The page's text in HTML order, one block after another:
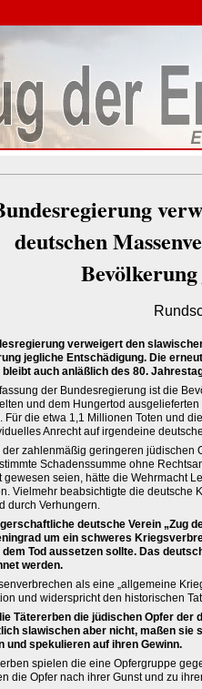
deutschen
verweigert den
jegliche Entschädigung. Die
bleibt auch anläßlich des 80.
der Bundesregierung ist die
und dem Hungertod
Für die etwa 1,1 Millionen Toten und
Anrecht auf irgendeine
der zahlenmäßig geringeren jüdischen
Schadenssumme ohne
gewesen seien, hätte die Wehrmacht
Vielmehr beabsichtigte die deutsche
durch Verhungern.
deutsche Verein „Zug
um ein schweres
dem Tod aussetzen sollte. Das
werden.
als eine „allgemeine
und widerspricht den historischen
Tätererben die jüdischen Opfer
slawischen aber nicht, maßen sie
und spekulieren auf ihren Gewinn.
spielen die eine Opfergruppe
die Opfer nach ihrer Gunst und zu